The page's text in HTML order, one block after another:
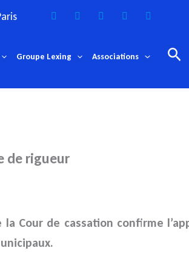
Groupe Lexing Associations
de rigueur
Cour de cassation confirme